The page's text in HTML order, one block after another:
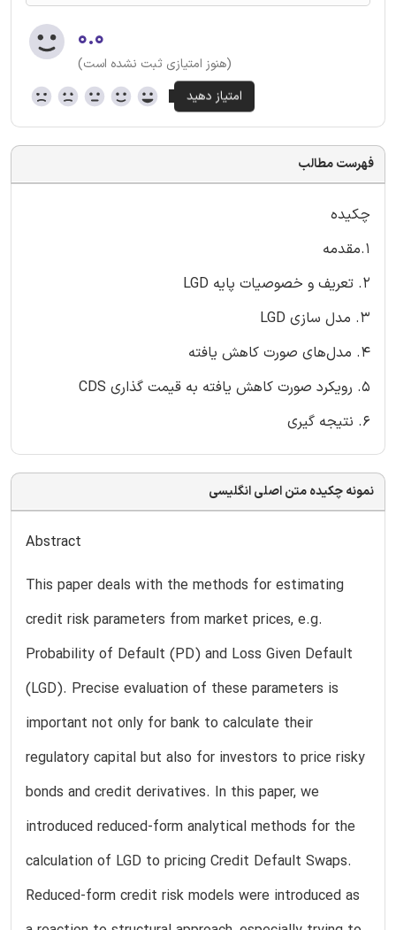
۰.۰
(هنوز امتیازی ثبت نشده است)
فهرست مطالب
چکیده
1.مقدمه
2. تعریف و خصوصیات پایه LGD
3. مدل سازی LGD
4. مدل‌های صورت کاهش یافته
5. رویکرد صورت کاهش یافته به قیمت گذاری CDS
6. نتیجه گیری
نمونه چکیده متن اصلی انگلیسی
Abstract
This paper deals with the methods for estimating
credit risk parameters from market prices, e.g.
Probability of Default (PD) and Loss Given Default
(LGD). Precise evaluation of these parameters is
important not only for bank to calculate their
regulatory capital but also for investors to price risky
bonds and credit derivatives. In this paper, we
introduced reduced-form analytical methods for the
calculation of LGD to pricing Credit Default Swaps.
Reduced-form credit risk models were introduced as